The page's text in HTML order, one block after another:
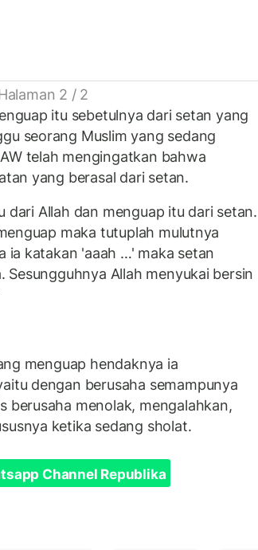
2 / 2
itu sebetulnya dari setan yang
seorang Muslim yang sedang
telah mengingatkan bahwa
yang berasal dari setan.
dari Allah dan menguap itu dari setan.
maka tutuplah mulutnya
ia katakan 'aaah …' maka setan
Allah menyukai bersin
menguap hendaknya ia
dengan berusaha semampunya
berusaha menolak, mengalahkan,
ketika sedang sholat.
Channel Republika